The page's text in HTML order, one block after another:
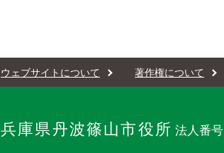
ウェブサイトについて 著作権について
兵庫県丹波篠山市役所 法人番